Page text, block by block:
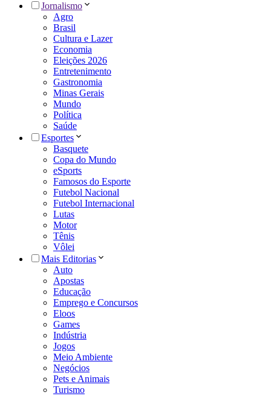
Jornalismo
Agro
Brasil
Cultura e Lazer
Economia
Eleições 2026
Entretenimento
Gastronomia
Minas Gerais
Mundo
Política
Saúde
Esportes
Basquete
Copa do Mundo
eSports
Famosos do Esporte
Futebol Nacional
Futebol Internacional
Lutas
Motor
Tênis
Vôlei
Mais Editorias
Auto
Apostas
Educação
Emprego e Concursos
Eloos
Games
Indústria
Jogos
Meio Ambiente
Negócios
Pets e Animais
Turismo